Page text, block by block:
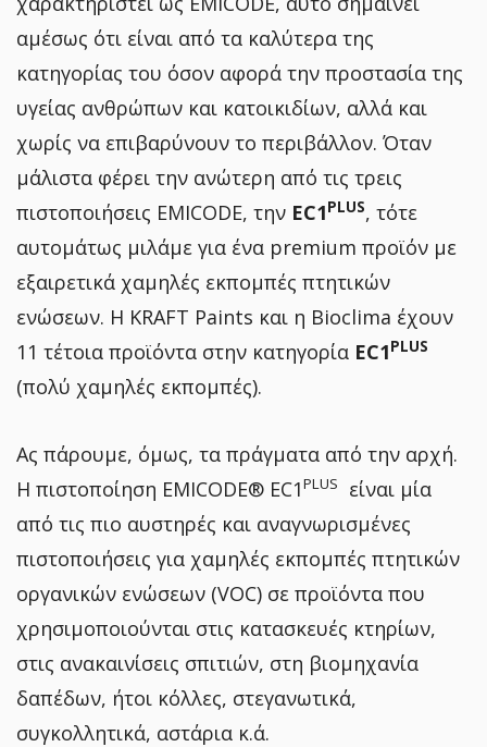
αμέσως ότι είναι από τα καλύτερα της
κατηγορίας του όσον αφορά την προστασία της
υγείας ανθρώπων και κατοικιδίων, αλλά και
χωρίς να επιβαρύνουν το περιβάλλον. Όταν
μάλιστα φέρει την ανώτερη από τις τρεις
πιστοποιήσεις EMICODE, την EC1PLUS, τότε
αυτομάτως μιλάμε για ένα premium προϊόν με
εξαιρετικά χαμηλές εκπομπές πτητικών
ενώσεων. Η KRAFT Paints και η Bioclima έχουν
11 τέτοια προϊόντα στην κατηγορία EC1PLUS
(πολύ χαμηλές εκπομπές).
Ας πάρουμε, όμως, τα πράγματα από την αρχή.
Η πιστοποίηση EMICODE® EC1PLUS
είναι μία
από τις πιο αυστηρές και αναγνωρισμένες
πιστοποιήσεις για χαμηλές εκπομπές πτητικών
οργανικών ενώσεων (VOC) σε προϊόντα που
χρησιμοποιούνται στις κατασκευές κτηρίων,
στις ανακαινίσεις σπιτιών, στη βιομηχανία
δαπέδων, ήτοι κόλλες, στεγανωτικά,
συγκολλητικά, αστάρια κ.ά.